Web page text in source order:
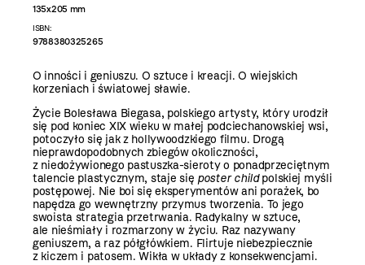
135x205 mm
ISBN:
9788380325265
O inności i geniuszu. O sztuce i kreacji. O wiejskich
korzeniach i światowej sławie.
Życie Bolesława Biegasa, polskiego artysty, który urodził
się pod koniec XIX wieku w małej podciechanowskiej wsi,
potoczyło się jak z hollywoodzkiego filmu. Drogą
nieprawdopodobnych zbiegów okoliczności,
z niedożywionego pastuszka-sieroty o ponadprzeciętnym
talencie plastycznym, staje się poster childpolskiej myśli
postępowej. Nie boi się eksperymentów ani porażek, bo
napędza go wewnętrzny przymus tworzenia. To jego
swoista strategia przetrwania. Radykalny w sztuce,
ale nieśmiały i rozmarzony w życiu. Raz nazywany
geniuszem, a raz półgłówkiem. Flirtuje niebezpiecznie
z kiczem i patosem. Wikła w układy z konsekwencjami.